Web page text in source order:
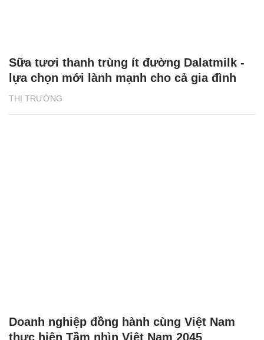
THỊ TRƯỜNG
Sữa tươi thanh trùng ít đường Dalatmilk -
lựa chọn mới lành mạnh cho cả gia đình
Doanh nghiệp đồng hành cùng Việt Nam
thực hiện Tầm nhìn Việt Nam 2045